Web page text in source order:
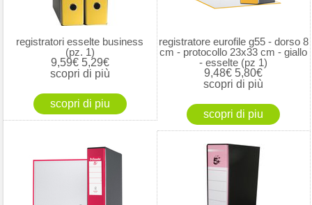
registratori esselte business
(pz. 1)
9,59€5,29€
scopri di più
registratore eurofile g55 - dorso 8
cm - protocollo 23x33 cm - giallo
- esselte (pz 1)
9,48€ 5,80€
scopri di più